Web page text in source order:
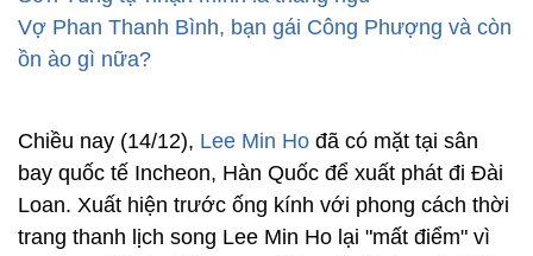
Vợ Phan Thanh Bình, bạn gái Công Phượng và còn
ồn ào gì nữa?
Chiều nay (14/12), Lee Min Ho đã có mặt tại sân
bay quốc tế Incheon, Hàn Quốc để xuất phát đi Đài
Loan. Xuất hiện trước ống kính với phong cách thời
trang thanh lịch song Lee Min Ho lại "mất điểm" vì